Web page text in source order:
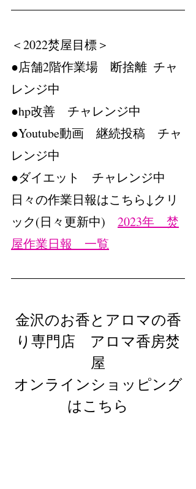
＜2022焚屋目標＞
●店舗2階作業場　断捨離  チャ
レンジ中
●hp改善　チャレンジ中
●Youtube動画　継続投稿　チャ
レンジ中
●ダイエット　チャレンジ中
日々の作業日報はこちら↓クリ
ック(日々更新中) 2023年　焚
屋作業日報　一覧
金沢のお香とアロマの香
り専門店　アロマ香房焚
屋
オンラインショッピング
はこちら